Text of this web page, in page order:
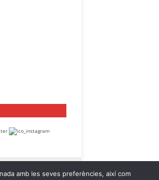
amb les seves preferències, així com